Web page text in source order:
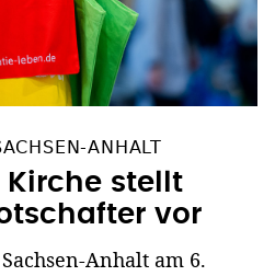
ANHALT
Kirche stellt
vor
Anhalt am 6.